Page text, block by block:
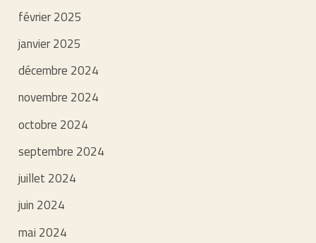
février 2025
janvier 2025
décembre 2024
novembre 2024
octobre 2024
septembre 2024
juillet 2024
juin 2024
mai 2024